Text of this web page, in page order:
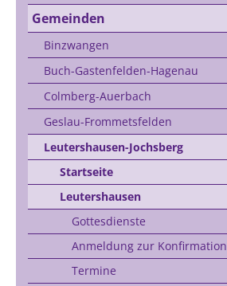
Gemeinden
Binzwangen
Buch-Gastenfelden-Hagenau
Colmberg-Auerbach
Geslau-Frommetsfelden
Leutershausen-Jochsberg
Startseite
Leutershausen
Gottesdienste
Anmeldung zur Konfirmation
Termine